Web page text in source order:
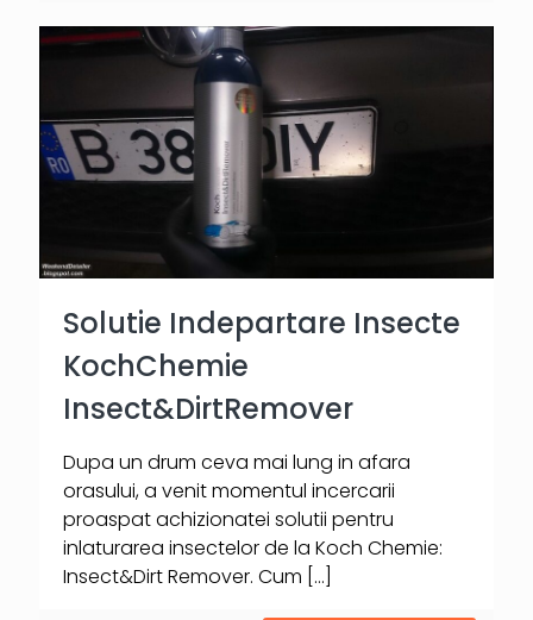
Solutie Indepartare Insecte
KochChemie
Insect&DirtRemover
Dupa un drum ceva mai lung in afara
orasului, a venit momentul incercarii
proaspat achizionatei solutii pentru
inlaturarea insectelor de la Koch Chemie:
Insect&Dirt Remover. Cum […]